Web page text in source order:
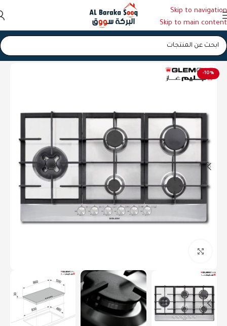
Skip to navigation
Skip to main content
الرئيسية/افران/غاز بلت ان (غطس)
-10%